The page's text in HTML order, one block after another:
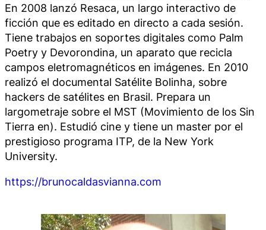
En 2008 lanzó Resaca, un largo interactivo de
ficción que es editado en directo a cada sesión.
Tiene trabajos en soportes digitales como Palm
Poetry y Devorondina, un aparato que recicla
campos eletromagnéticos en imágenes. En 2010
realizó el documental Satélite Bolinha, sobre
hackers de satélites en Brasil. Prepara un
largometraje sobre el MST (Movimiento de los Sin
Tierra en). Estudió cine y tiene un master por el
prestigioso programa ITP, de la New York
University.
https://brunocaldasvianna.com